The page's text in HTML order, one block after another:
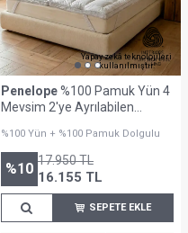
Yapay zekâ teknolojileri
kullanılmıştır.
Penelope%100 Pamuk Yün 4
Mevsim 2'ye Ayrılabilen
Pro Comfort Serisi
%100 Yün + %100 Pamuk Dolgulu
%10 17.950TL
16.155 TL
SEPETE EKLE